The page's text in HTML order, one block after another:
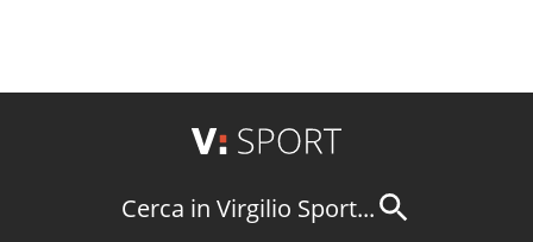
Cerca in Virgilio Sport...